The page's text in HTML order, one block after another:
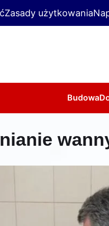
Zasady użytkowania
Budowa